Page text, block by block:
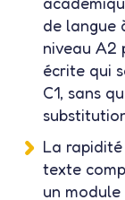
de langue
niveau A2
écrite qui
C1, sans
La rapidité
texte
un